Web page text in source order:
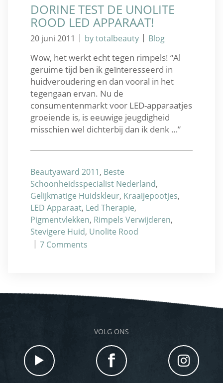
DORINE TEST DE UNOLITE
ROOD LED APPARAAT!
20 juni 2011 | by totalbeauty | Blog
Wow, het werkt echt tegen rimpels! “Al
geruime tijd ben ik geïnteresseerd in
huidveroudering en dan vooral in het
tegengaan ervan. Nu de
consumentenmarkt voor LED-apparaatjes
groeiende is, is eeuwige jeugdigheid
misschien wel dichterbij dan ik denk …”
Beautyaward 2011, Beste
Schoonheidsspecialist Nederland,
Gelijkmatige Huidskleur, Kraaijepootjes,
LED Apparaat, Led Therapie,
Pigmentvlekken, Rimpels Verwijderen,
Stevigere Huid, Unolite Rood
| 7 Comments
VOLG ONS